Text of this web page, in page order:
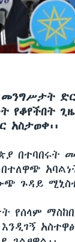
መንግሥታት
የቆየችበት
አስታወቀ፡፡
በተባበሩት
ጉዳይ
የሰላም